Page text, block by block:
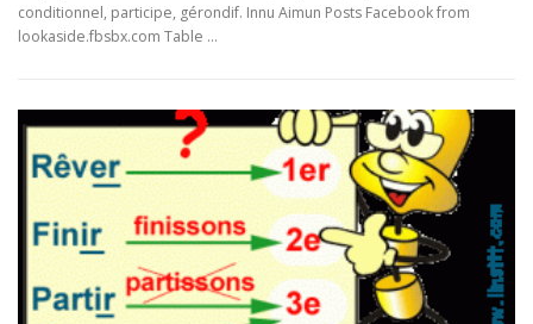
conditionnel, participe, gérondif. Innu Aimun Posts Facebook from
lookaside.fbsbx.com Table …